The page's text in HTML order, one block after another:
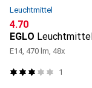
Leuchtmittel
CHF
4.70
EGLO Leuchtmittel
E14, 470 lm, 48x
1